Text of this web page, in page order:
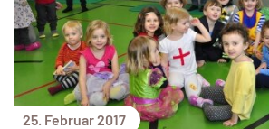
25. Februar 2017